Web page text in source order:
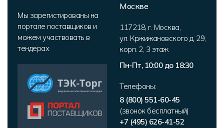
Мы зарегистированы на
портале поставщиков и
можем участвовать в
тендерах
Москве
117218, г. Москва,
ул. Кржижановского д. 29,
корп. 2, 3 этаж
Пн-Пт, 10:00 до 18:30
Телефоны:
8 (800) 551-60-45
(звонок бесплатный)
+7 (495) 626-41-52